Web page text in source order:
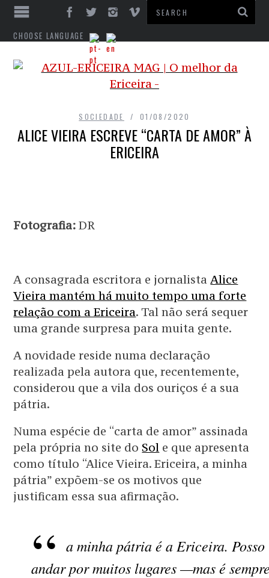
CHOOSE LANGUAGE
SOCIEDADE 01/08/2020
ALICE VIEIRA ESCREVE “CARTA DE AMOR” À
ERICEIRA
Fotografia: DR
A consagrada escritora e jornalistaAlice
Vieira mantém há muito tempo uma forte
relação com a Ericeira. Tal não será sequer
uma grande surpresa para muita gente.
A novidade reside numa declaração
realizada pela autora que, recentemente,
considerou que a vila dos ouriços é a sua
pátria.
Numa espécie de “carta de amor” assinada
pela própria no site do Sol e que apresenta
como título “Alice Vieira. Ericeira, a minha
pátria” expõem-se os motivos que
justificam essa sua afirmação.
a minha pátria é a Ericeira. Posso
andar por muitos lugares —mas é